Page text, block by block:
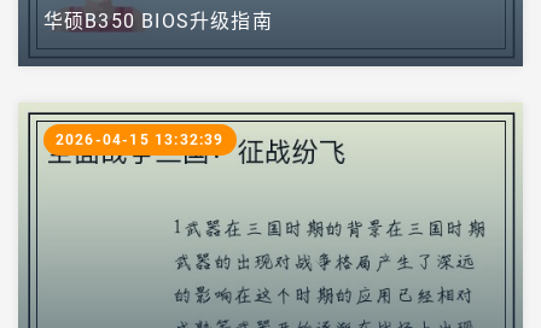
华硕B350 BIOS升级指南
2026-04-15 13:32:39